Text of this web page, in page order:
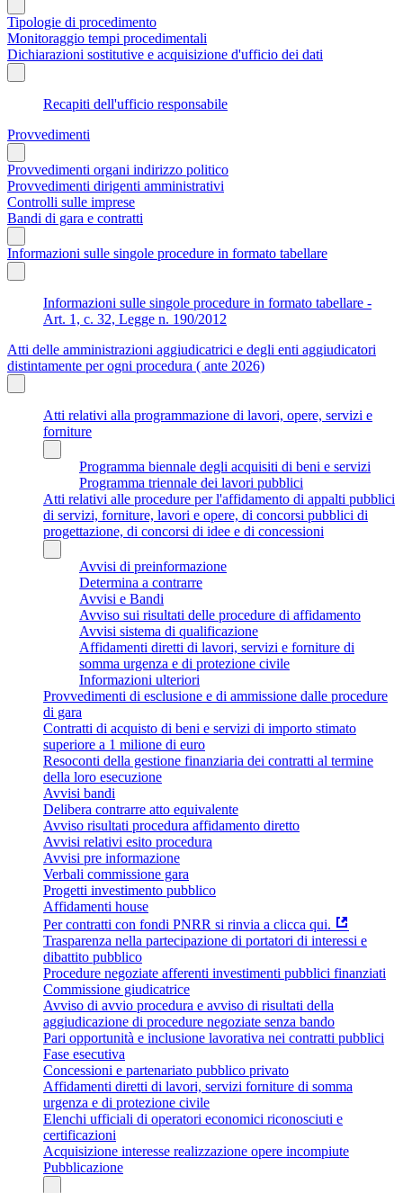
Tipologie di procedimento
Monitoraggio tempi procedimentali
Dichiarazioni sostitutive e acquisizione d'ufficio dei dati
Recapiti dell'ufficio responsabile
Provvedimenti
Provvedimenti organi indirizzo politico
Provvedimenti dirigenti amministrativi
Controlli sulle imprese
Bandi di gara e contratti
Informazioni sulle singole procedure in formato tabellare
Informazioni sulle singole procedure in formato tabellare -
Art. 1, c. 32, Legge n. 190/2012
Atti delle amministrazioni aggiudicatrici e degli enti aggiudicatori
distintamente per ogni procedura ( ante 2026)
Atti relativi alla programmazione di lavori, opere, servizi e
forniture
Programma biennale degli acquisiti di beni e servizi
Programma triennale dei lavori pubblici
Atti relativi alle procedure per l'affidamento di appalti pubblici
di servizi, forniture, lavori e opere, di concorsi pubblici di
progettazione, di concorsi di idee e di concessioni
Avvisi di preinformazione
Determina a contrarre
Avvisi e Bandi
Avviso sui risultati delle procedure di affidamento
Avvisi sistema di qualificazione
Affidamenti diretti di lavori, servizi e forniture di
somma urgenza e di protezione civile
Informazioni ulteriori
Provvedimenti di esclusione e di ammissione dalle procedure
di gara
Contratti di acquisto di beni e servizi di importo stimato
superiore a 1 milione di euro
Resoconti della gestione finanziaria dei contratti al termine
della loro esecuzione
Avvisi bandi
Delibera contrarre atto equivalente
Avviso risultati procedura affidamento diretto
Avvisi relativi esito procedura
Avvisi pre informazione
Verbali commissione gara
Progetti investimento pubblico
Affidamenti house
Per contratti con fondi PNRR si rinvia a clicca qui.
Trasparenza nella partecipazione di portatori di interessi e
dibattito pubblico
Procedure negoziate afferenti investimenti pubblici finanziati
Commissione giudicatrice
Avviso di avvio procedura e avviso di risultati della
aggiudicazione di procedure negoziate senza bando
Pari opportunità e inclusione lavorativa nei contratti pubblici
Fase esecutiva
Concessioni e partenariato pubblico privato
Affidamenti diretti di lavori, servizi forniture di somma
urgenza e di protezione civile
Elenchi ufficiali di operatori economici riconosciuti e
certificazioni
Acquisizione interesse realizzazione opere incompiute
Pubblicazione